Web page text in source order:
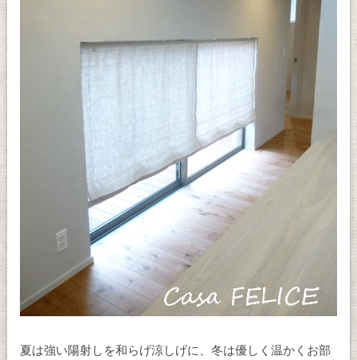
夏は強い陽射しを和らげ涼しげに、冬は優しく温かくお部